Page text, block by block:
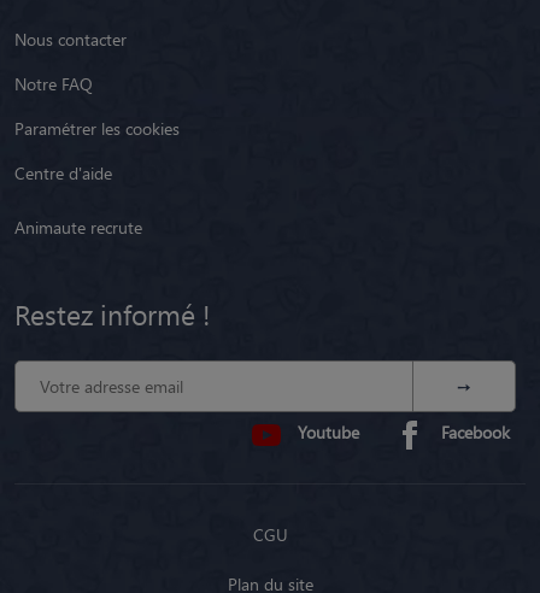
Nous contacter
Notre FAQ
Paramétrer les cookies
Centre d'aide
Animaute recrute
Restez informé !
Youtube Facebook
CGU
Plan du site